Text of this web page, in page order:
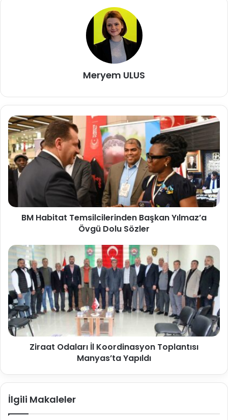
Meryem ULUS
BM Habitat Temsilcilerinden Başkan Yılmaz’a
Övgü Dolu Sözler
Ziraat Odaları İl Koordinasyon Toplantısı
Manyas’ta Yapıldı
İlgili Makaleler